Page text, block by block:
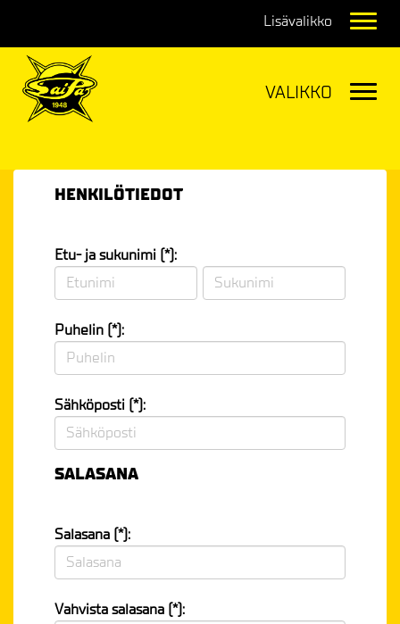
HENKILÖTIEDOT
Etu- ja sukunimi (*):
Puhelin (*):
Sähköposti (*):
SALASANA
Salasana (*):
Vahvista salasana (*):